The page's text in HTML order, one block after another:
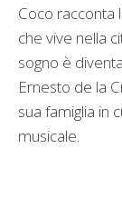
Coco racconta
che vive nella
sogno è
Ernesto de la
sua famiglia in
musicale.